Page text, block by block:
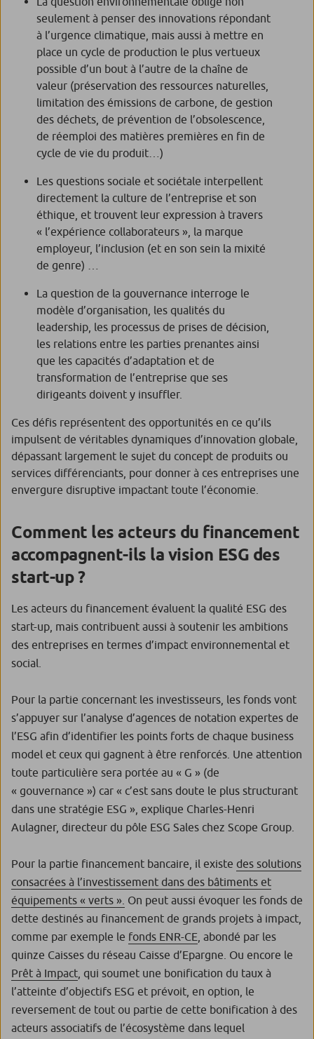
seulement à penser des innovations répondant
à l’urgence climatique, mais aussi à mettre en
place un cycle de production le plus vertueux
possible d’un bout à l’autre de la chaîne de
valeur (préservation des ressources naturelles,
limitation des émissions de carbone, de gestion
des déchets, de prévention de l’obsolescence,
de réemploi des matières premières en fin de
cycle de vie du produit…)
Les questions sociale et sociétale interpellent
directement la culture de l’entreprise et son
éthique, et trouvent leur expression à travers
« l’expérience collaborateurs », la marque
employeur, l’inclusion (et en son sein la mixité
de genre) …
La question de la gouvernance interroge le
modèle d’organisation, les qualités du
leadership, les processus de prises de décision,
les relations entre les parties prenantes ainsi
que les capacités d’adaptation et de
transformation de l’entreprise que ses
dirigeants doivent y insuffler.
Ces défis représentent des opportunités en ce qu’ils
impulsent de véritables dynamiques d’innovation globale,
dépassant largement le sujet du concept de produits ou
services différenciants, pour donner à ces entreprises une
envergure disruptive impactant toute l’économie.
Comment les acteurs du financement
accompagnent-ils la vision ESG des
start-up ?
Les acteurs du financement évaluent la qualité ESG des
start-up, mais contribuent aussi à soutenir les ambitions
des entreprises en termes d’impact environnemental et
social.
Pour la partie concernant les investisseurs, les fonds vont
s’appuyer sur l’analyse d’agences de notation expertes de
l’ESG afin d’identifier les points forts de chaque business
model et ceux qui gagnent à être renforcés. Une attention
toute particulière sera portée au « G » (de
« gouvernance ») car « c’est sans doute le plus structurant
dans une stratégie ESG » , explique Charles-Henri
Aulagner, directeur du pôle ESG Sales chez Scope Group.
Pour la partie financement bancaire, il existe des solutions
consacrées à l’investissement dans des bâtiments et
équipements « verts ». On peut aussi évoquer les fonds de
dette destinés au financement de grands projets à impact,
comme par exemple le fonds ENR-CE , abondé par les
quinze Caisses du réseau Caisse d’Epargne. Ou encore le
Prêt à Impact , qui soumet une bonification du taux à
l’atteinte d’objectifs ESG et prévoit, en option, le
reversement de tout ou partie de cette bonification à des
acteurs associatifs de l’écosystème dans lequel